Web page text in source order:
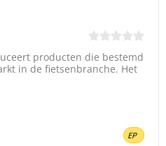
EP
producten die bestemd
in de fietsenbranche. Het